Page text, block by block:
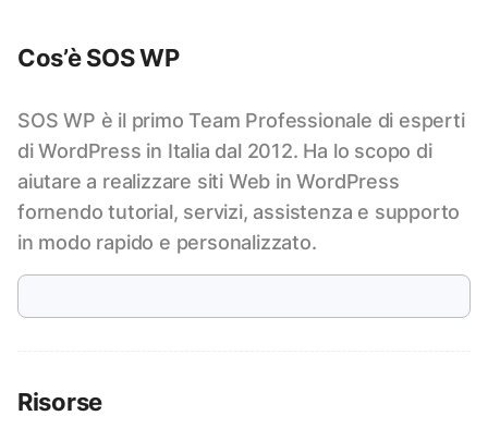
Cos’è SOS WP
SOS WP è il primo Team Professionale di esperti
di WordPress in Italia dal 2012. Ha lo scopo di
aiutare a realizzare siti Web in WordPress
fornendo tutorial, servizi, assistenza e supporto
in modo rapido e personalizzato.
Risorse